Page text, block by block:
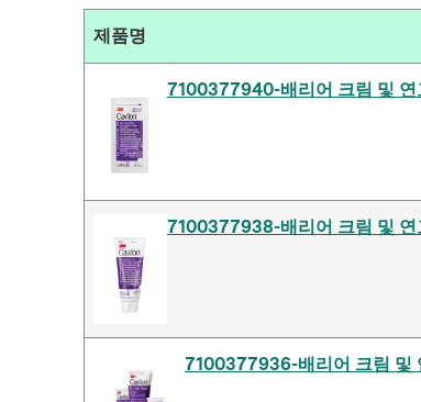
제품명
7100377940-배리어 크림 및 연
7100377938-배리어 크림 및 연
7100377936-배리어 크림 및